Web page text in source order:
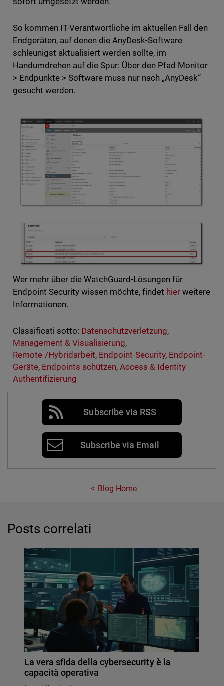
So kommen IT-Verantwortliche im aktuellen Fall den
Endgeräten, auf denen die AnyDesk-Software
schleunigst aktualisiert werden sollte, im
Handumdrehen auf die Spur: Über den Pfad Monitor
> Endpunkte > Software muss nur nach „AnyDesk“
gesucht werden.
Wer mehr über die WatchGuard-Lösungen für
Endpoint Security wissen möchte, findet hier weitere
Informationen.
Classificati sotto: Datenschutzverletzung,
Management & Visualisierung,
Remote-/Hybridarbeit, Endpoint-Security, Endpoint-
Geräte, Endpoints schützen, Access & Identity
Authentifizierung
Subscribe via RSS
Subscribe via Email
Blog Home
Posts correlati
La vera sfida della cybersecurity è la
capacità operativa